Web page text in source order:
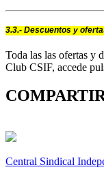
3.3.- Descuentos y
Toda las las ofertas y
Club CSIF, accede
Central Sindical